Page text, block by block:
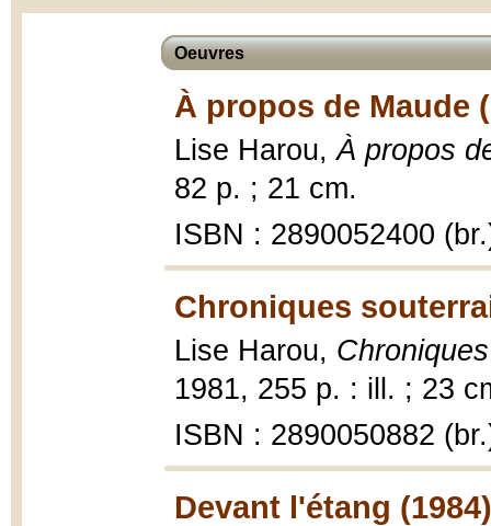
Oeuvres
À propos de Maude
Lise Harou,À propos
82 p. ; 21 cm.
ISBN : 2890052400
Chroniques
Lise Harou,
1981, 255 p. : ill. ; 23
ISBN : 2890050882
Devant l'étang (1984)